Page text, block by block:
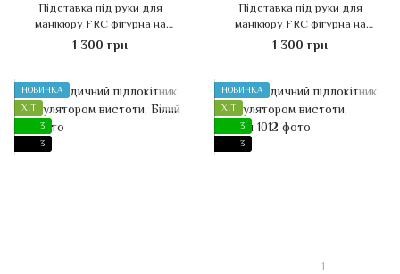
Підставка під руки для
манікюру FRC фігурна на
металевих ніжках (біла)
1 300 грн
Підставка під руки для
манікюру FRC фігурна на
металевих ніжках (чорна)
1 300 грн
НОВИНКА
ХІТ
3
3
НОВИНКА
ХІТ
3
3
1